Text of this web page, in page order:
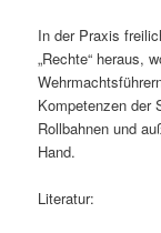
In der Praxis
„Rechte“ heraus,
Kompetenzen der
Rollbahnen und
Hand.
Literatur: